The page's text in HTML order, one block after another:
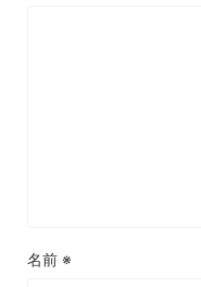
名前 ※